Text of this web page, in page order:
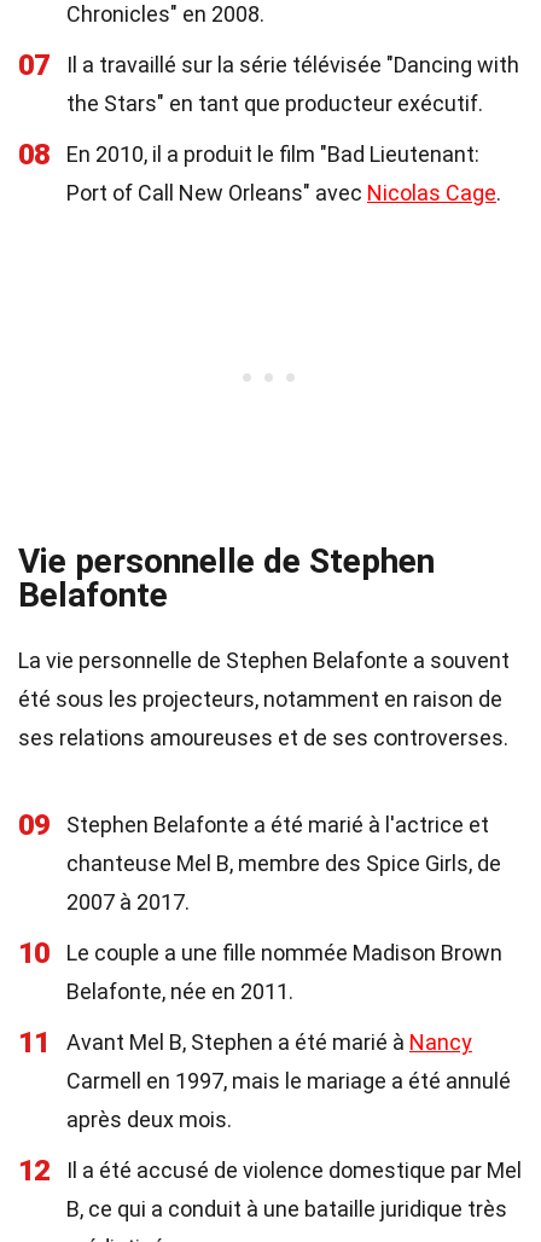
Chronicles" en 2008.
07
Il a travaillé sur la série télévisée "Dancing with
the Stars" en tant que producteur exécutif.
08
En 2010, il a produit le film "Bad Lieutenant:
Port of Call New Orleans" avec Nicolas Cage.
Vie personnelle de Stephen
Belafonte
La vie personnelle de Stephen Belafonte a souvent
été sous les projecteurs, notamment en raison de
ses relations amoureuses et de ses controverses.
09
Stephen Belafonte a été marié à l'actrice et
chanteuse Mel B, membre des Spice Girls, de
2007 à 2017.
10
Le couple a une fille nommée Madison Brown
Belafonte, née en 2011.
11 Avant Mel B, Stephen a été marié à Nancy
Carmell en 1997, mais le mariage a été annulé
après deux mois.
12
Il a été accusé de violence domestique par Mel
B, ce qui a conduit à une bataille juridique très